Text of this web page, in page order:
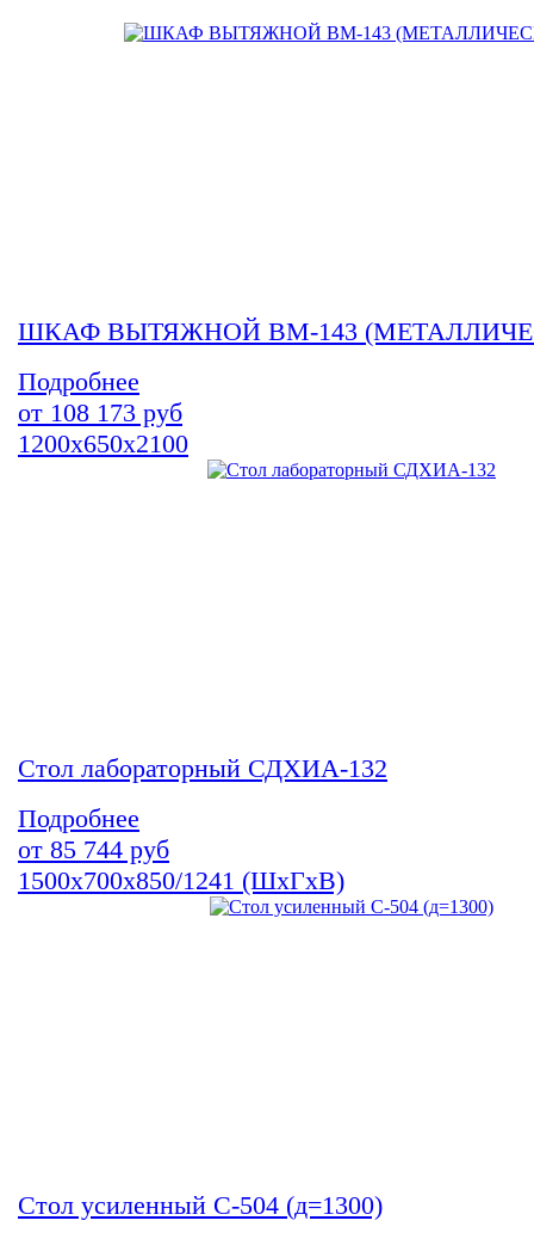
ШКАФ ВЫТЯЖНОЙ ВМ-143
Подробнее
от 108 173 руб
1200х650х2100
Стол лабораторный СДХИА-132
Подробнее
от 85 744 руб
1500х700х850/1241 (ШхГхВ)
Стол усиленный С-504 (д=1300)